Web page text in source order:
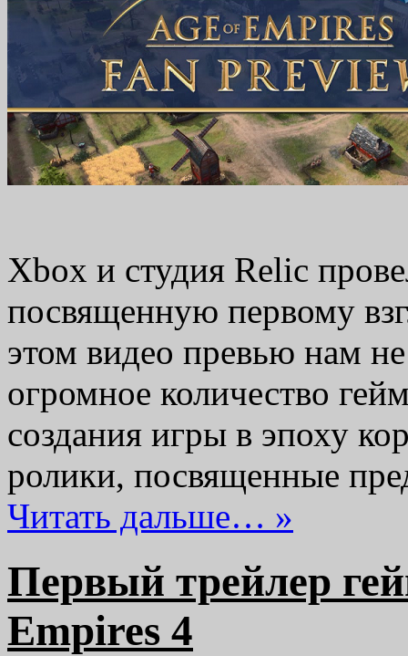
Xbox и студия Relic
посвященную первому
этом видео превью нам
огромное количество
создания игры в эпоху
ролики, посвященные
Читать дальше… »
Первый трейлер
Empires 4